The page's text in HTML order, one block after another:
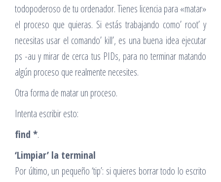
todopoderoso de tu ordenador. Tienes licencia para «matar»
el proceso que quieras. Si estás trabajando como’ root’ y
necesitas usar el comando’ kill’, es una buena idea ejecutar
ps -au y mirar de cerca tus PIDs, para no terminar matando
algún proceso que realmente necesites.
Otra forma de matar un proceso.
Intenta escribir esto:
find *.
‘Limpiar’ la terminal
Por último, un pequeño ‘tip’: si quieres borrar todo lo escrito